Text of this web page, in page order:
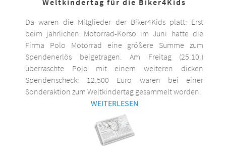
Da waren die Mitglieder der Biker4Kids platt: Erst
beim jährlichen Motorrad-Korso im Juni hatte die
Firma Polo Motorrad eine größere Summe zum
Spendenerlös beigetragen. Am Freitag (25.10.)
überraschte Polo mit einem weiteren dicken
Spendenscheck: 12.500 Euro waren bei einer
Sonderaktion zum Weltkindertag gesammelt worden.
WEITERLESEN